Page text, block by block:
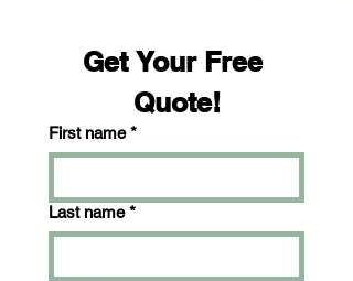
Get Your Free
Quote!
First name *
Last name *